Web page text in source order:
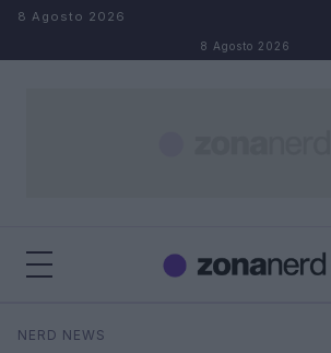
Salta al contenuto
8 Agosto 2026
8 Agosto 2026
Cerca
NERD NEWS